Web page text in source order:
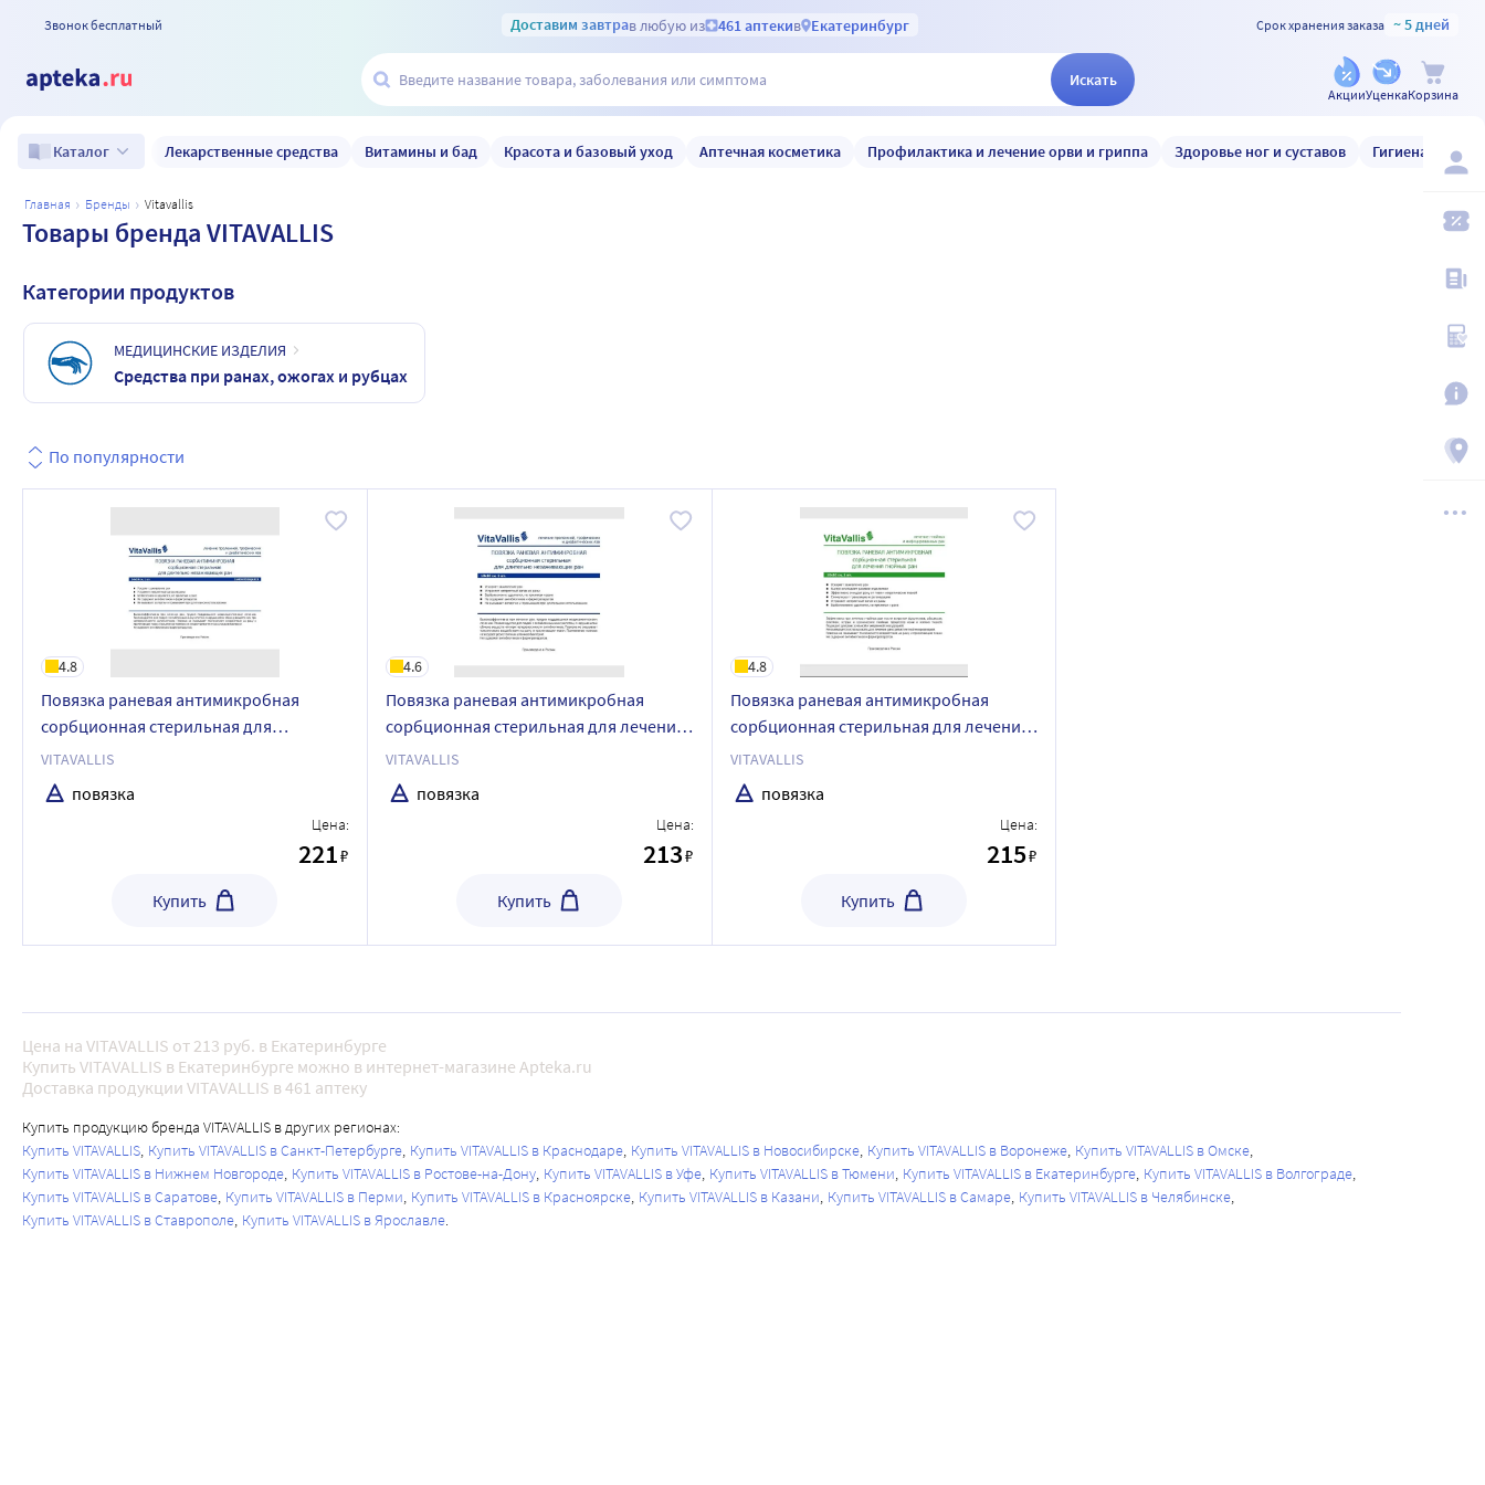
Звонок бесплатный Доставим завтрав любую из 461 аптекив Екатеринбург Срок хранения заказа ~ 5 дней
Искать
АкцииУценкаКорзина
Каталог Лекарственные средства Витамины и бад Красота и базовый уход Аптечная косметика Профилактика и лечение орви и гриппа Здоровье ног и суставов Гигиена и уход
главная бренды vitavallis
Товары бренда VITAVALLIS
Категории продуктов
МЕДИЦИНСКИЕ ИЗДЕЛИЯ
Средства при ранах, ожогах и рубцах
По популярности
4.8
Повязка раневая антимикробная
сорбционная стерильная для
длительно незаживающих ран
самоклеющаяся vitavallis 14х10 см 1 шт.
VITAVALLIS
повязка
Цена:
221₽
Купить
4.6
Повязка раневая антимикробная
сорбционная стерильная для лечения
длительно незаживающих ран vitavallis
10х10 см 1 шт.
VITAVALLIS
повязка
Цена:
213₽
Купить
4.8
Повязка раневая антимикробная
сорбционная стерильная для лечения
гнойных ран vitavallis 10х10 см 1 шт.
VITAVALLIS
повязка
Цена:
215₽
Купить
Цена на VITAVALLIS от 213 руб. в Екатеринбурге
Купить VITAVALLIS в Екатеринбурге можно в интернет-магазине Apteka.ru
Доставка продукции VITAVALLIS в 461 аптеку
Купить продукцию бренда VITAVALLIS в других регионах:
Купить VITAVALLIS Купить VITAVALLIS в Санкт-Петербурге Купить VITAVALLIS в Краснодаре Купить VITAVALLIS в Новосибирске Купить VITAVALLIS в Воронеже Купить VITAVALLIS в Омске
Купить VITAVALLIS в Нижнем Новгороде Купить VITAVALLIS в Ростове-на-Дону Купить VITAVALLIS в Уфе Купить VITAVALLIS в Тюмени Купить VITAVALLIS в Екатеринбурге Купить VITAVALLIS в Волгограде
Купить VITAVALLIS в Саратове Купить VITAVALLIS в Перми Купить VITAVALLIS в Красноярске Купить VITAVALLIS в Казани Купить VITAVALLIS в Самаре Купить VITAVALLIS в Челябинске
Купить VITAVALLIS в Ставрополе Купить VITAVALLIS в Ярославле